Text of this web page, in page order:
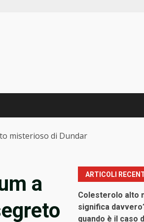
misterioso di Dundar
a
ARTICOLI
Colesterolo alto
significa
quando è il caso